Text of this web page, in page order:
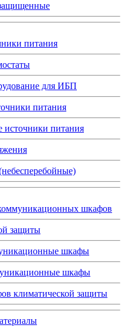
питания
для ИБП
питания
источники питания
шкафов
защиты
шкафы
шкафы
климатической защиты